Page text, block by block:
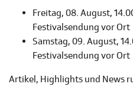
Freitag, 08. August,
Festivalsendung vor Ort
Samstag, 09. August,
Festivalsendung vor Ort
Artikel, Highlights und News